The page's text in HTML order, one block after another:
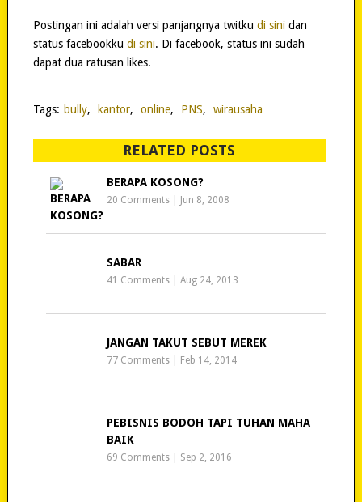
Postingan ini adalah versi panjangnya twitku di sinidan
status facebookku di sini. Di facebook, status ini sudah
dapat dua ratusan likes.
Tags: bully, kantor, online, PNS, wirausaha
RELATED POSTS
BERAPA KOSONG?
20 Comments Jun 8, 2008
SABAR
41 Comments |Aug 24, 2013
JANGAN TAKUT SEBUT MEREK
77 Comments Feb 14, 2014
PEBISNIS BODOH TAPI TUHAN MAHA
BAIK
69 Comments Sep 2, 2016